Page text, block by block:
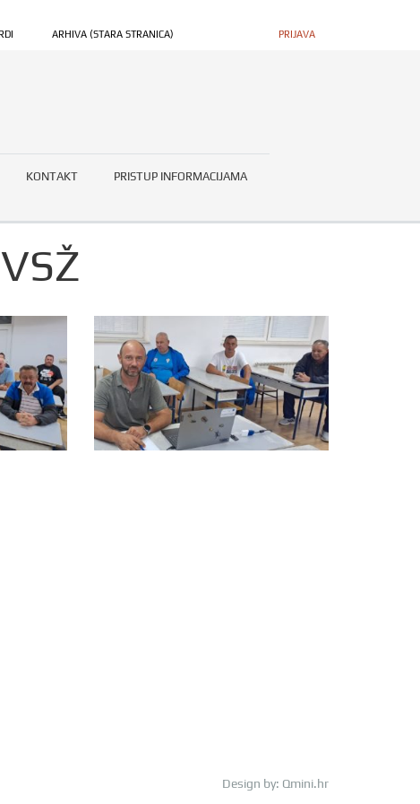
ARHIVA (STARA STRANICA) PRIJAVA
KONTAKT PRISTUP INFORMACIJAMA
Design by: Qmini.hr